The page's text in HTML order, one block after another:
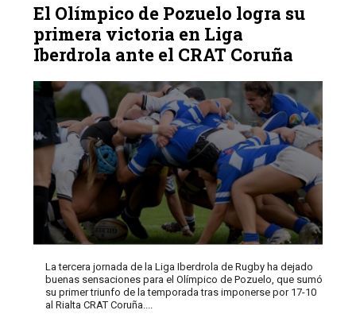
El Olímpico de Pozuelo logra su
primera victoria en Liga
Iberdrola ante el CRAT Coruña
La tercera jornada de la Liga Iberdrola de Rugby ha dejado
buenas sensaciones para el Olímpico de Pozuelo, que sumó
su primer triunfo de la temporada tras imponerse por 17-10
al Rialta CRAT Coruña....